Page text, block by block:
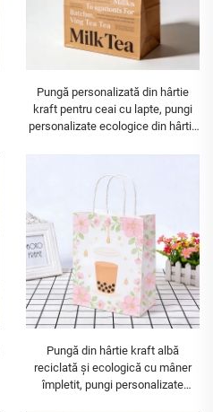
Pungă personalizată din hârtie
kraft pentru ceai cu lapte, pungi
personalizate ecologice din hârtie
Pungă din hârtie kraft albă
reciclată și ecologică cu mâner
împletit, pungi personalizate